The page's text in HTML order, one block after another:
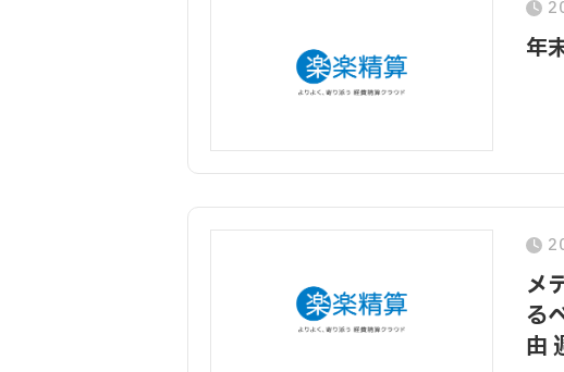
年
メ
る
由